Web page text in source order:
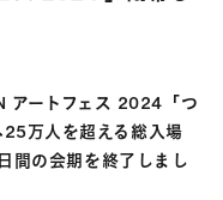
アートフェス 2024「つ
万人を超える総入場
間の会期を終了しまし